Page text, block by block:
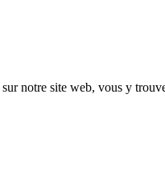
sur notre site web, vous y